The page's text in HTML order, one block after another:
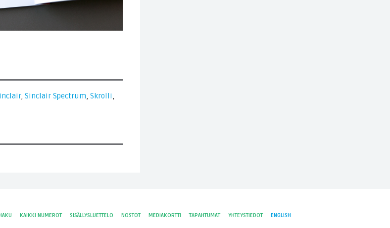
, Sinclair Spectrum, Skrolli,
KAIKKI NUMEROT SISÄLLYSLUETTELO NOSTOT MEDIAKORTTI TAPAHTUMAT YHTEYSTIEDOT ENGLISH